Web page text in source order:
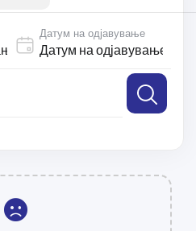
Датум на одјавување